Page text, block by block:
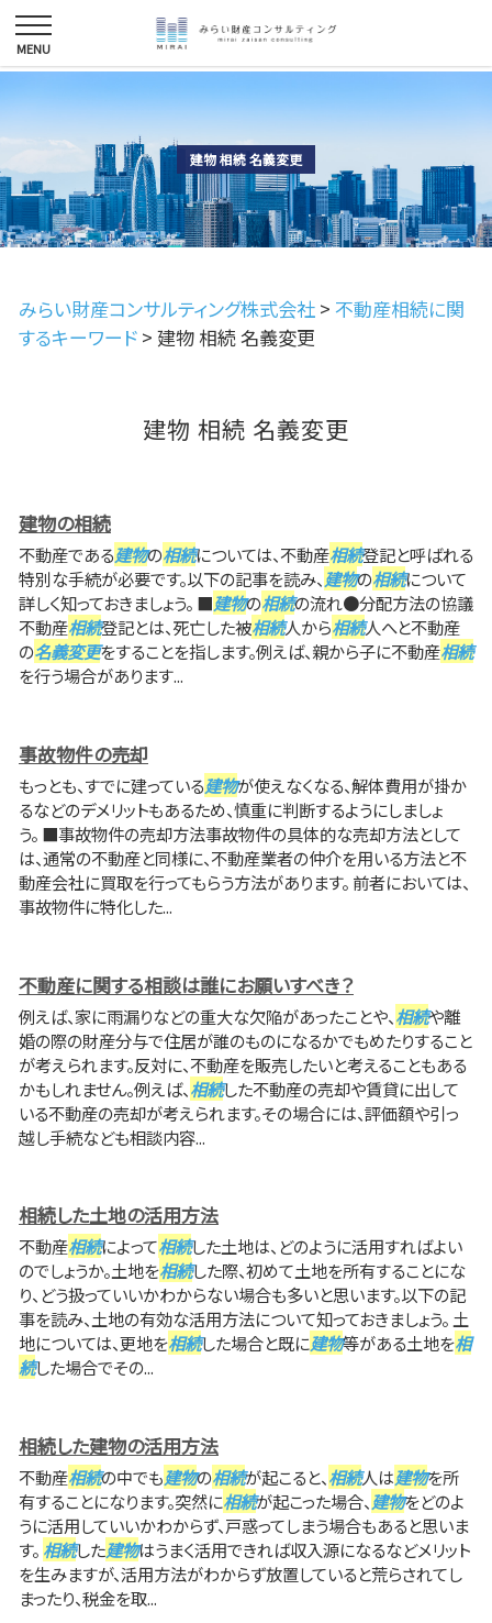
建物 相続 名義変更
みらい財産コンサルティング株式会社 > 不動産相続に関
するキーワード > 建物 相続 名義変更
建物 相続 名義変更
建物の相続
不動産である建物の相続については、不動産相続登記と呼ばれる
特別な手続が必要です。以下の記事を読み、建物の相続について
詳しく知っておきましょう。 ■建物の相続の流れ●分配方法の協議
不動産相続登記とは、死亡した被相続人から相続人へと不動産
の名義変更をすることを指します。例えば、親から子に不動産相続
を行う場合があります...
事故物件の売却
もっとも、すでに建っている建物が使えなくなる、解体費用が掛か
るなどのデメリットもあるため、慎重に判断するようにしましょ
う。 ■事故物件の売却方法事故物件の具体的な売却方法として
は、通常の不動産と同様に、不動産業者の仲介を用いる方法と不
動産会社に買取を行ってもらう方法があります。 前者においては、
事故物件に特化した...
不動産に関する相談は誰にお願いすべき？
例えば、家に雨漏りなどの重大な欠陥があったことや、相続や離
婚の際の財産分与で住居が誰のものになるかでもめたりすること
が考えられます。反対に、不動産を販売したいと考えることもある
かもしれません。例えば、相続した不動産の売却や賃貸に出して
いる不動産の売却が考えられます。その場合には、評価額や引っ
越し手続なども相談内容...
相続した土地の活用方法
不動産相続によって相続した土地は、どのように活用すればよい
のでしょうか。土地を相続した際、初めて土地を所有することにな
り、どう扱っていいかわからない場合も多いと思います。以下の記
事を読み、土地の有効な活用方法について知っておきましょう。 土
地については、更地を相続した場合と既に建物等がある土地を相
続した場合でその...
相続した建物の活用方法
不動産相続の中でも建物の相続が起こると、相続人は建物を所
有することになります。突然に相続が起こった場合、 建物をどのよ
うに活用していいかわからず、戸惑ってしまう場合もあると思いま
す。 相続した建物はうまく活用できれば収入源になるなどメリット
を生みますが、活用方法がわからず放置していると荒らされてし
まったり、税金を取...